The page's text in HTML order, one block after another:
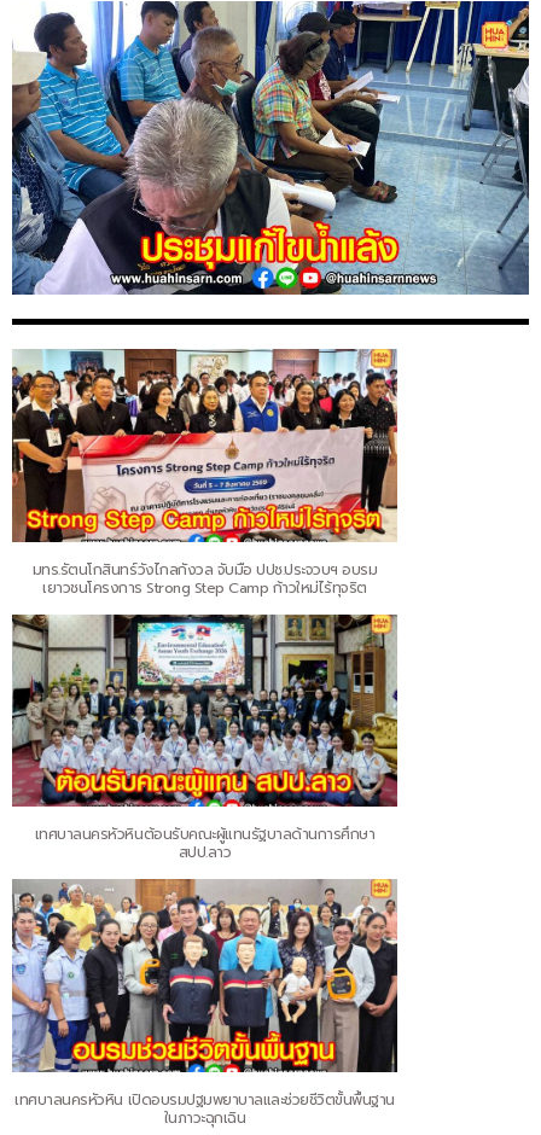
มทร.รัตนโกสินทร์วังไกลกังวล จับมือ ปปช.ประจวบฯ อบรม
เยาวชนโครงการ Strong Step Camp ก้าวใหม่ไร้ทุจริต
เทศบาลนครหัวหินต้อนรับคณะผู้แทนรัฐบาลด้านการศึกษา
สปป.ลาว
เทศบาลนครหัวหิน เปิดอบรมปฐมพยาบาลและช่วยชีวิตขั้นพื้นฐาน
ในภาวะฉุกเฉิน